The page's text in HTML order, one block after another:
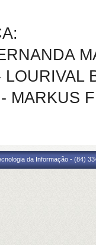
MARKUS
da Informação - (84)